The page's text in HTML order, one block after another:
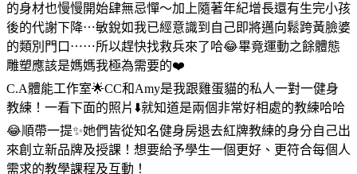
的身材也慢慢開始肆無忌憚～加上隨著年紀增長還有生完小孩
後的代謝下降⋯敏銳如我已經意識到自己即將邁向鬆跨黃臉婆
的類別門口⋯⋯所以趕快找救兵來了哈😂畢竟運動之餘體態
雕塑應該是媽媽我極為需要的❤️
C.A體能工作室🌟CC和Amy是我跟雞蛋貓的私人一對一健身
教練！一看下面的照片⬇️就知道是兩個非常好相處的教練哈哈
😂順帶一提✨她們皆從知名健身房退去紅牌教練的身分自己出
來創立新品牌及授課！想要給予學生一個更好、更符合每個人
需求的教學課程及互動！